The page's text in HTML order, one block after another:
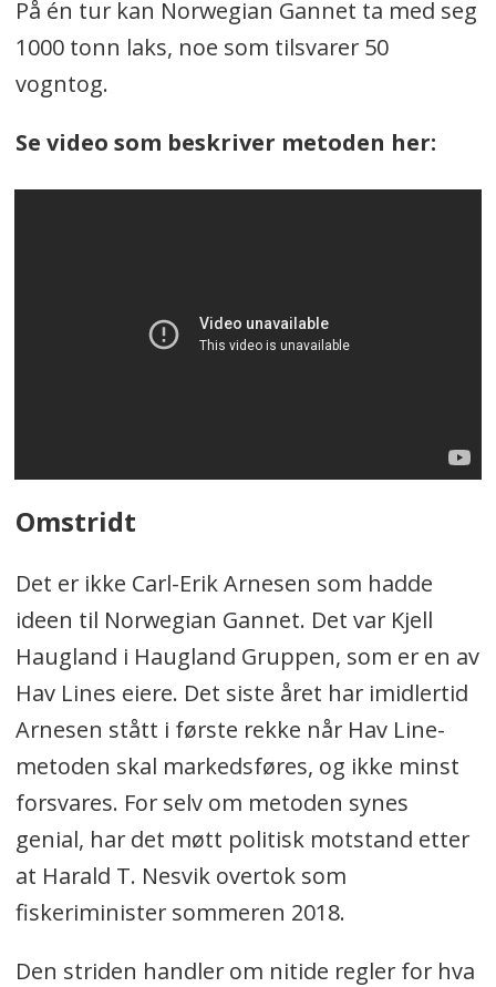
På én tur kan Norwegian Gannet ta med seg
1000 tonn laks, noe som tilsvarer 50
vogntog.
Se video som beskriver metoden her:
Omstridt
Det er ikke Carl-Erik Arnesen som hadde
ideen til Norwegian Gannet. Det var Kjell
Haugland i Haugland Gruppen, som er en av
Hav Lines eiere. Det siste året har imidlertid
Arnesen stått i første rekke når Hav Line-
metoden skal markedsføres, og ikke minst
forsvares. For selv om metoden synes
genial, har det møtt politisk motstand etter
at Harald T. Nesvik overtok som
fiskeriminister sommeren 2018.
Den striden handler om nitide regler for hva